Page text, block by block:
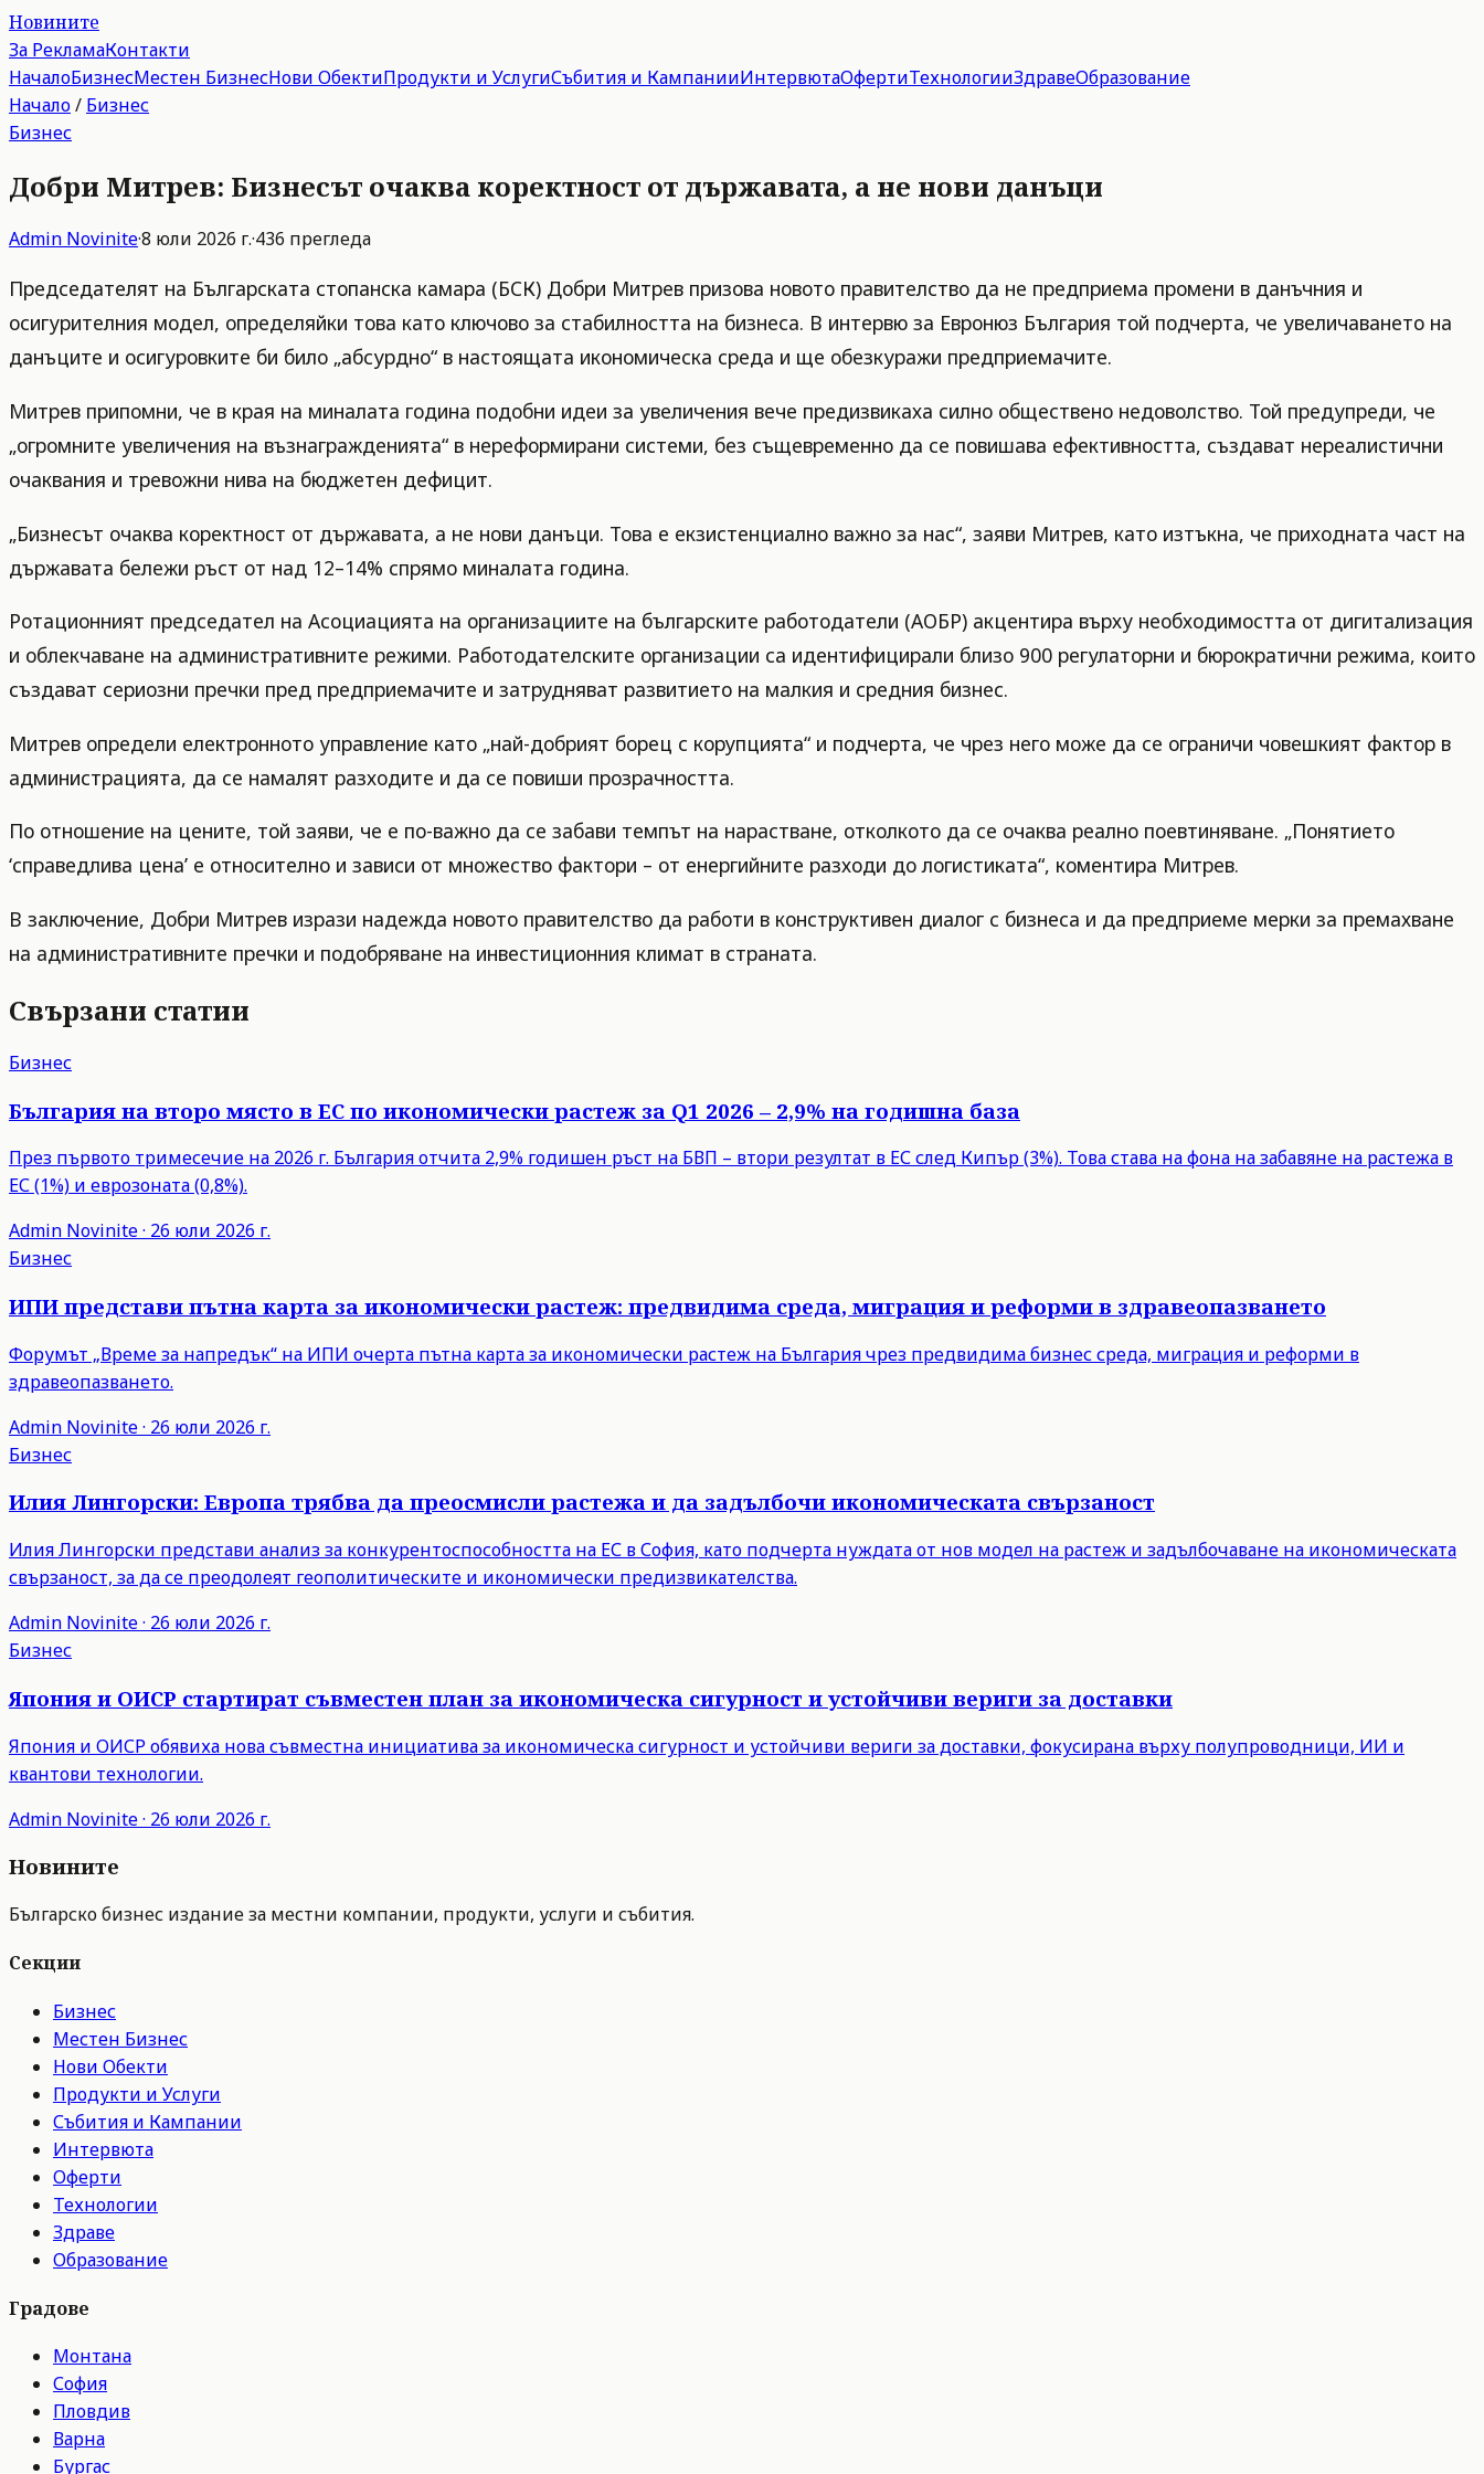
Новините
За РекламаКонтакти
НачалоБизнесМестен БизнесНови ОбектиПродукти и УслугиСъбития и КампанииИнтервютаОфертиТехнологииЗдравеОбразование
Начало/ Бизнес
Бизнес
Добри Митрев: Бизнесът очаква коректност от държавата, а не нови данъци
Admin Novinite·8 юли 2026 г.·436 прегледа
Председателят на Българската стопанска камара (БСК) Добри Митрев призова новото правителство да не предприема промени в данъчния и
осигурителния модел, определяйки това като ключово за стабилността на бизнеса. В интервю за Евронюз България той подчерта, че увеличаването на
данъците и осигуровките би било „абсурдно“ в настоящата икономическа среда и ще обезкуражи предприемачите.
Митрев припомни, че в края на миналата година подобни идеи за увеличения вече предизвикаха силно обществено недоволство. Той предупреди, че
„огромните увеличения на възнагражденията“ в нереформирани системи, без същевременно да се повишава ефективността, създават нереалистични
очаквания и тревожни нива на бюджетен дефицит.
„Бизнесът очаква коректност от държавата, а не нови данъци. Това е екзистенциално важно за нас“, заяви Митрев, като изтъкна, че приходната част на
държавата бележи ръст от над 12–14% спрямо миналата година.
Ротационният председател на Асоциацията на организациите на българските работодатели (АОБР) акцентира върху необходимостта от дигитализация
и облекчаване на административните режими. Работодателските организации са идентифицирали близо 900 регулаторни и бюрократични режима, които
създават сериозни пречки пред предприемачите и затрудняват развитието на малкия и средния бизнес.
Митрев определи електронното управление като „най-добрият борец с корупцията“ и подчерта, че чрез него може да се ограничи човешкият фактор в
администрацията, да се намалят разходите и да се повиши прозрачността.
По отношение на цените, той заяви, че е по-важно да се забави темпът на нарастване, отколкото да се очаква реално поевтиняване. „Понятието
‘справедлива цена’ е относително и зависи от множество фактори – от енергийните разходи до логистиката“, коментира Митрев.
В заключение, Добри Митрев изрази надежда новото правителство да работи в конструктивен диалог с бизнеса и да предприеме мерки за премахване
на административните пречки и подобряване на инвестиционния климат в страната.
Свързани статии
Бизнес
България на второ място в ЕС по икономически растеж за Q1 2026 – 2,9% на годишна база
През първото тримесечие на 2026 г. България отчита 2,9% годишен ръст на БВП – втори резултат в ЕС след Кипър (3%). Това става на фона на забавяне на растежа в
ЕС (1%) и еврозоната (0,8%).
Admin Novinite· 26 юли 2026 г.
Бизнес
ИПИ представи пътна карта за икономически растеж: предвидима среда, миграция и реформи в здравеопазването
Форумът „Време за напредък“ на ИПИ очерта пътна карта за икономически растеж на България чрез предвидима бизнес среда, миграция и реформи в
здравеопазването.
Admin Novinite· 26 юли 2026 г.
Бизнес
Илия Лингорски: Европа трябва да преосмисли растежа и да задълбочи икономическата свързаност
Илия Лингорски представи анализ за конкурентоспособността на ЕС в София, като подчерта нуждата от нов модел на растеж и задълбочаване на икономическата
свързаност, за да се преодолеят геополитическите и икономически предизвикателства.
Admin Novinite· 26 юли 2026 г.
Бизнес
Япония и ОИСР стартират съвместен план за икономическа сигурност и устойчиви вериги за доставки
Япония и ОИСР обявиха нова съвместна инициатива за икономическа сигурност и устойчиви вериги за доставки, фокусирана върху полупроводници, ИИ и
квантови технологии.
Admin Novinite· 26 юли 2026 г.
Новините
Българско бизнес издание за местни компании, продукти, услуги и събития.
Секции
Бизнес
Местен Бизнес
Нови Обекти
Продукти и Услуги
Събития и Кампании
Интервюта
Оферти
Технологии
Здраве
Образование
Градове
Монтана
София
Пловдив
Варна
Бургас